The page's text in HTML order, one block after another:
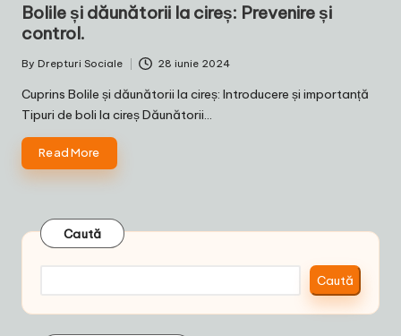
Bolile și dăunătorii la cireș: Prevenire și
control.
Posted
by
By Drepturi Sociale 28 iunie 2024
Cuprins Bolile și dăunătorii la cireș: Introducere și importanță
Tipuri de boli la cireș Dăunătorii…
Read More
Caută
Caută